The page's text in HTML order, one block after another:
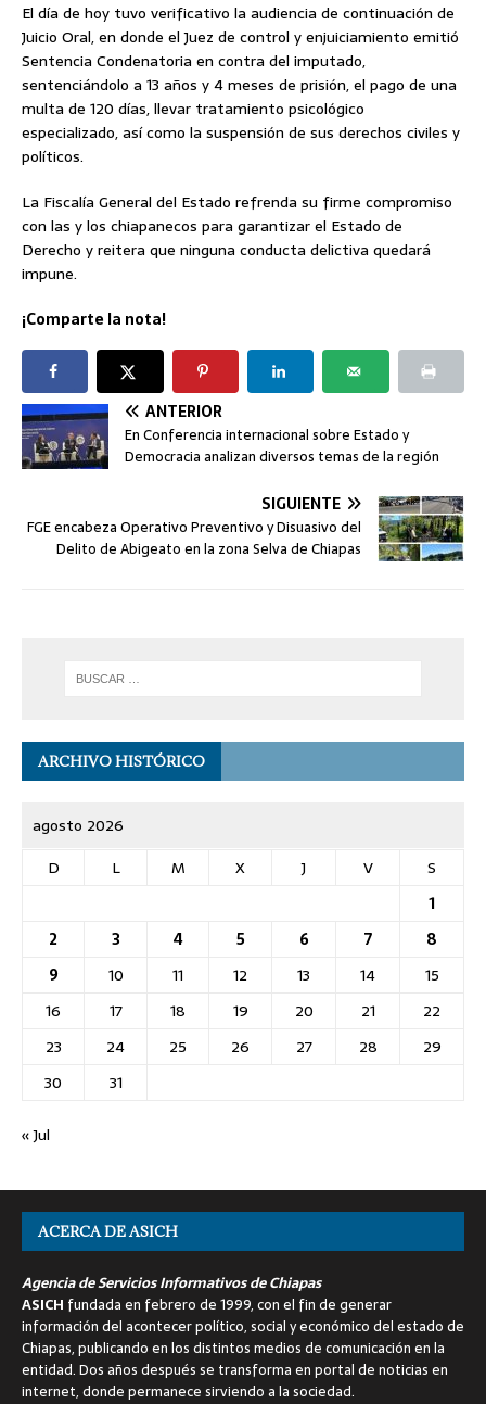
El día de hoy tuvo verificativo la audiencia de continuación de
Juicio Oral, en donde el Juez de control y enjuiciamiento emitió
Sentencia Condenatoria en contra del imputado,
sentenciándolo a 13 años y 4 meses de prisión, el pago de una
multa de 120 días, llevar tratamiento psicológico
especializado, así como la suspensión de sus derechos civiles y
políticos.
La Fiscalía General del Estado refrenda su firme compromiso
con las y los chiapanecos para garantizar el Estado de
Derecho y reitera que ninguna conducta delictiva quedará
impune.
¡Comparte la nota!
ANTERIOR
En Conferencia internacional sobre Estado y
Democracia analizan diversos temas de la región
SIGUIENTE
FGE encabeza Operativo Preventivo y Disuasivo del
Delito de Abigeato en la zona Selva de Chiapas
ARCHIVO HISTÓRICO
agosto 2026
D
L M X J V
S
1
2
3 4 5 6 7
8
9
10 11 12 13 14
15
16
17 18 19 20 21
22
23
24 25 26 27 28
29
30
31
« Jul
ACERCA DE ASICH
Agencia de Servicios Informativos de Chiapas
ASICH fundada en febrero de 1999, con el fin de generar
información del acontecer político, social y económico del estado de
Chiapas, publicando en los distintos medios de comunicación en la
entidad. Dos años después se transforma en portal de noticias en
internet, donde permanece sirviendo a la sociedad.